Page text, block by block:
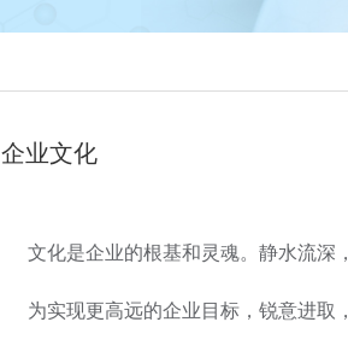
企业文化
文化是企业的根基和灵魂。静水流深
为实现更高远的企业目标，锐意进取